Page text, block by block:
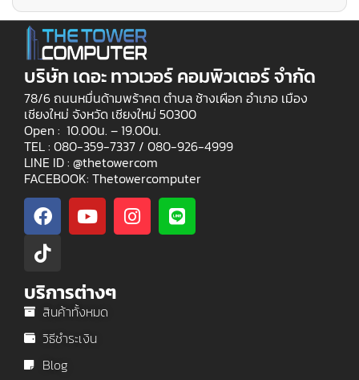
บริษัท เดอะ ทาวเวอร์ คอมพิวเตอร์ จำกัด
78/6 ถนนหมื่นด้ามพร้าคต ตำบล ช้างเผือก อำเภอ เมือง
เชียงใหม่ จังหวัด เชียงใหม่ 50300
Open : 10.00น. – 19.00น.
TEL : 080-359-7337 / 080-926-4999
LINE ID : @thetowercom
FACEBOOK: Thetowercomputer
บริการต่างๆ
สินค้าทั้งหมด
วิธีชำระเงิน
Blog